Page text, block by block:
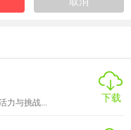
力与挑战...
下载